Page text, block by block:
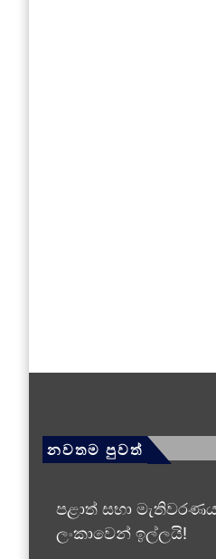
නවතම පුවත්
පළාත් සභා
ලංකාවෙන් ඉල්ලයි!